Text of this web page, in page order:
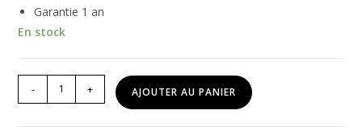
Garantie 1 an
En stock
quantité
de
- + AJOUTER AU PANIER